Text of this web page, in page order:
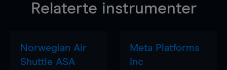
Relaterte instrumenter
Norwegian Air
Shuttle ASA
Meta Platforms
Inc